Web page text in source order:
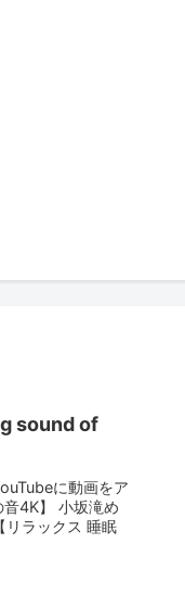
sound of
に動画をア
4K】 小坂滝め
ラックス 睡眠